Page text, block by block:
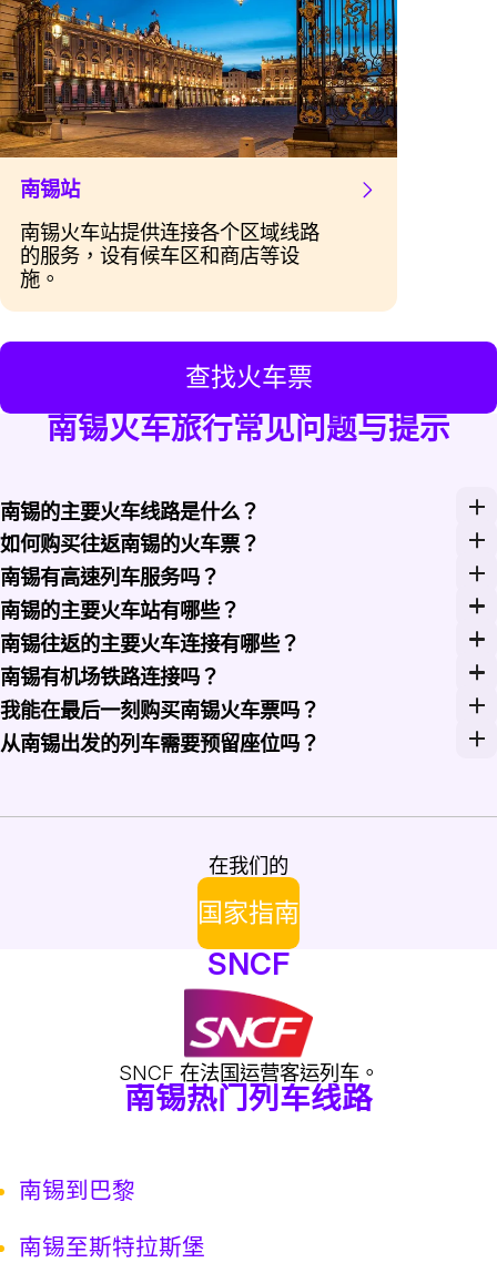
南锡站
南锡火车站提供连接各个区域线路
的服务，设有候车区和商店等设
施。
查找火车票
南锡火车旅行常见问题与提示
南锡的主要火车线路是什么？
南锡最主要的长途线路是前往 Paris Est 的 TGV INOUI
如何购买往返南锡的火车票？
在 Rail Monsters 上购买往返南锡的火车票，只需将
南锡有高速列车服务吗？
有。Nancy-Ville 由 SNCF Voyageurs 运营的 TGV
南锡的主要火车站有哪些？
Nancy-Ville 是南锡的主要火车站，承担 TGV INOUI 和
南锡往返的主要火车连接有哪些？
南锡通过 TGV INOUI 约 1 小时 35 分钟可达 Paris Est
南锡有机场铁路连接吗？
南锡没有直达主要机场航站楼的铁路连接。梅斯-南锡
我能在最后一刻购买南锡火车票吗？
南锡出发的 TER Grand Est 车票通常可在出行当天购
从南锡出发的列车需要预留座位吗？
在我们的
国家指南
SNCF
SNCF 在法国运营客运列车。
南锡热门列车线路
南锡到巴黎
南锡至斯特拉斯堡